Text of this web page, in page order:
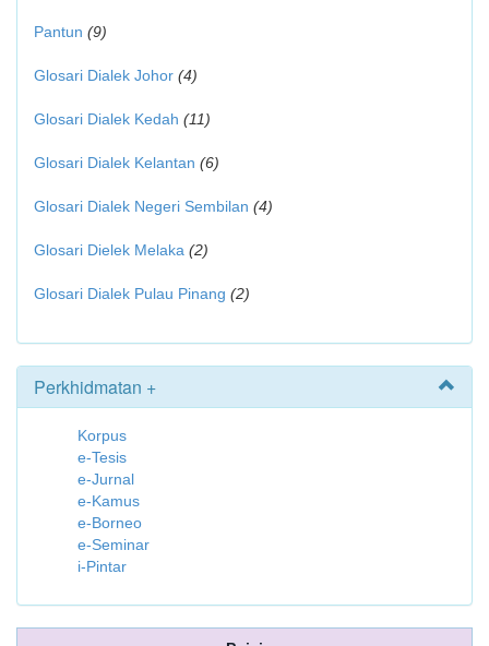
Pantun (9)
Glosari Dialek Johor (4)
Glosari Dialek Kedah (11)
Glosari Dialek Kelantan (6)
Glosari Dialek Negeri Sembilan (4)
Glosari Dielek Melaka (2)
Glosari Dialek Pulau Pinang (2)
Perkhidmatan +
Korpus
e-Tesis
e-Jurnal
e-Kamus
e-Borneo
e-Seminar
i-Pintar